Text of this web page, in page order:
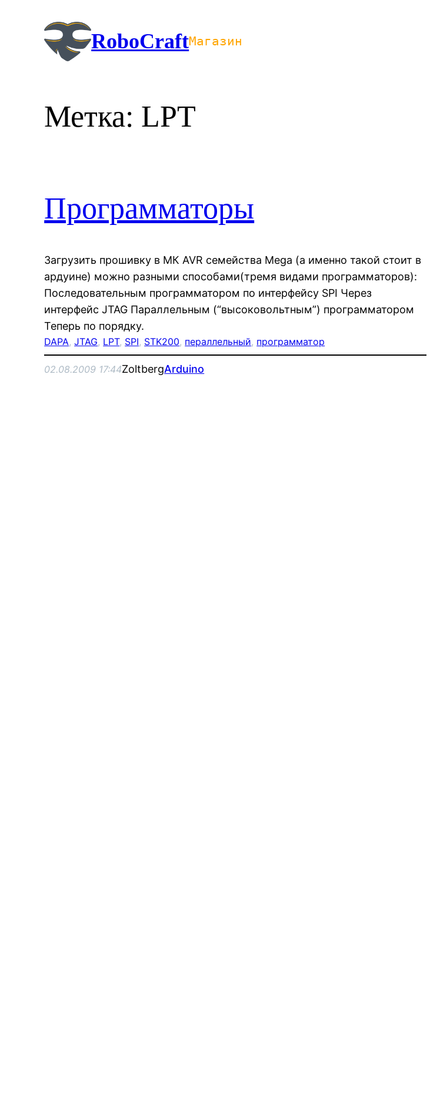
содержимому
RoboCraftМагазин
Метка: LPT
Программаторы
Загрузить прошивку в МК AVR семейства Mega (а именно такой стоит в
ардуине) можно разными способами(тремя видами программаторов):
Последовательным программатором по интерфейсу SPI Через
интерфейс JTAG Параллельным (“высоковольтным”) программатором
Теперь по порядку.
DAPA, JTAG, LPT, SPI, STK200, пераллельный, программатор
02.08.2009 17:44ZoltbergArduino